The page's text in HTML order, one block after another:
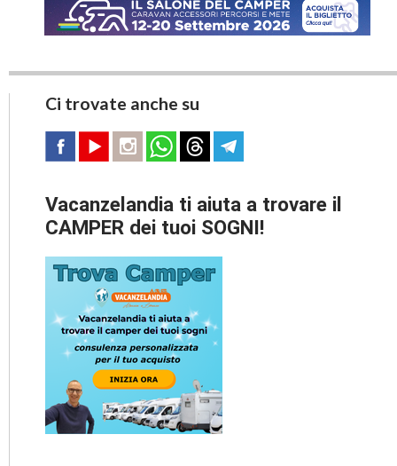
Ci trovate anche su
Vacanzelandia ti aiuta a trovare il
CAMPER dei tuoi SOGNI!